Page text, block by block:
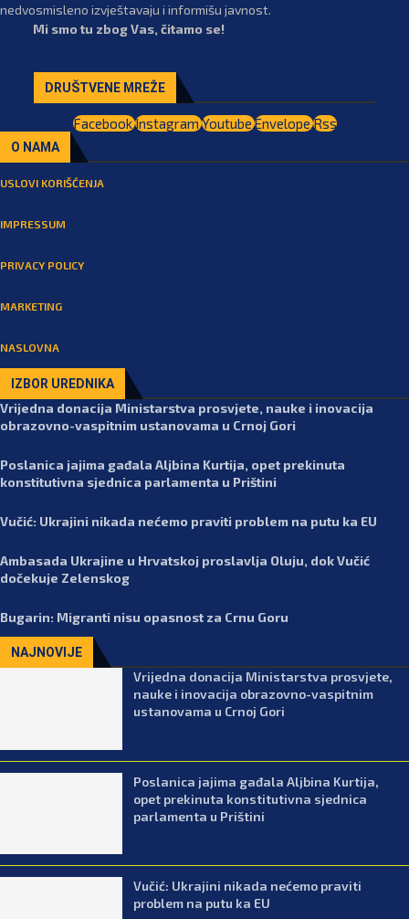
nedvosmisleno izvještavaju i informišu javnost.
Mi smo tu zbog Vas, čitamo se!
DRUŠTVENE MREŽE
FacebookInstagramYoutubeEnvelopeRss
O NAMA
USLOVI KORIŠĆENJA
IMPRESSUM
PRIVACY POLICY
MARKETING
NASLOVNA
IZBOR UREDNIKA
Vrijedna donacija Ministarstva prosvjete, nauke i inovacija
obrazovno-vaspitnim ustanovama u Crnoj Gori
Poslanica jajima gađala Aljbina Kurtija, opet prekinuta
konstitutivna sjednica parlamenta u Prištini
Vučić: Ukrajini nikada nećemo praviti problem na putu ka EU
Ambasada Ukrajine u Hrvatskoj proslavlja Oluju, dok Vučić
dočekuje Zelenskog
Bugarin: Migranti nisu opasnost za Crnu Goru
NAJNOVIJE
Vrijedna donacija Ministarstva prosvjete,
nauke i inovacija obrazovno-vaspitnim
ustanovama u Crnoj Gori
Poslanica jajima gađala Aljbina Kurtija,
opet prekinuta konstitutivna sjednica
parlamenta u Prištini
Vučić: Ukrajini nikada nećemo praviti
problem na putu ka EU